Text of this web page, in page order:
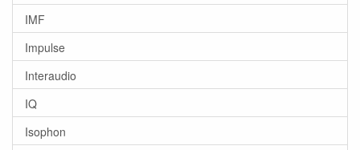
IMF
Impulse
Interaudio
IQ
Isophon